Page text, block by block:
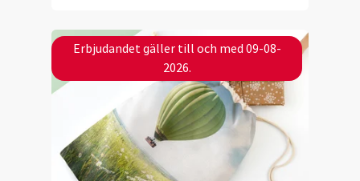
Erbjudandet gäller till och med 09-08-
2026.